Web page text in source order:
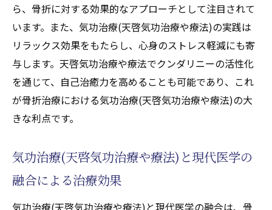
気功治療(天啓気功治療や療法)による自然治
癒力の強化
天啓気功治療や療法で活性化するクンダリニー
による骨折からの自己治癒力の向上法
天啓気功治療や療法で活性化するクンダリ
ニーで骨の再生を促進する方法
天啓気功治療や療法で活性化するクンダリ
ニーを活用した治癒力の強化
気功治療(天啓気功治療や療法)を通じた細胞
ら、骨折に対する効果的なアプローチとして注目されて
います。また、気功治療(天啓気功治療や療法)の実践は
リラックス効果をもたらし、心身のストレス軽減にも寄
与します。天啓気功治療や療法でクンダリニーの活性化
を通じて、自己治癒力を高めることも可能であり、これ
が骨折治療における気功治療(天啓気功治療や療法)の大
きな利点です。
気功治療(天啓気功治療や療法)と現代医学の
融合による治療効果
気功治療(天啓気功治療や療法)と現代医学の融合は、骨